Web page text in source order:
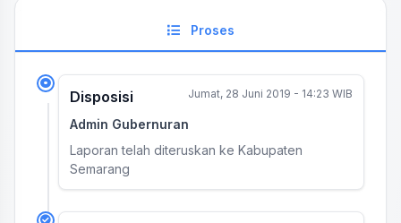
Proses
Disposisi Jumat, 28 Juni 2019 - 14:23 WIB
Admin Gubernuran
Laporan telah diteruskan ke Kabupaten
Semarang